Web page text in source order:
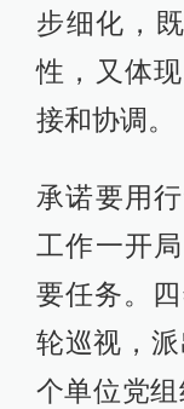
步细化，
性，又体
接和协调。
承诺要用
工作一开
要任务。
轮巡视，
个单位党